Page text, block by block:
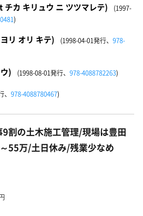
カ キリュウ ニ ツツマレテ)
(1997-
)
リ オリ キテ) (1998-04-01発行、 978-
) (1998-08-01発行、 978-4088782263)
978-4088780467)
割の土木施工管理/現場は豊田
55万/土日休み/残業少なめ